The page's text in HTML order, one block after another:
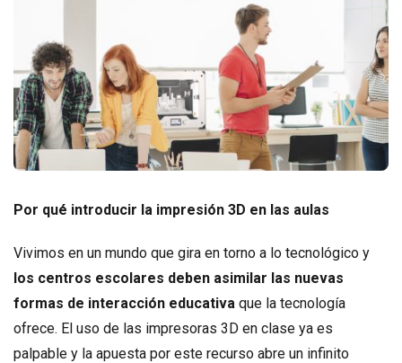
Por qué introducir la impresión 3D en las aulas
Vivimos en un mundo que gira en torno a lo tecnológico y
los centros escolares deben asimilar las nuevas
formas de interacción educativa que la tecnología
ofrece. El uso de las impresoras 3D en clase ya es
palpable y la apuesta por este recurso abre un infinito